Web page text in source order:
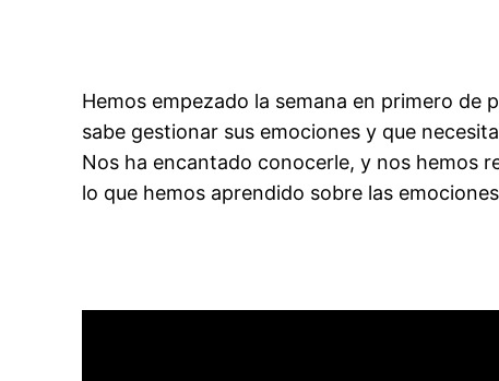
Hemos empezado la semana en primero de
sabe gestionar sus emociones y que
Nos ha encantado conocerle, y nos hemos
lo que hemos aprendido sobre las